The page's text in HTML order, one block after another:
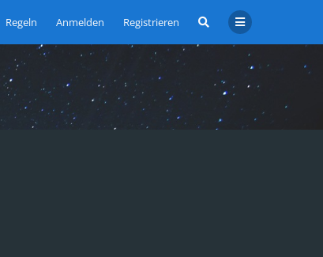
Regeln Anmelden Registrieren